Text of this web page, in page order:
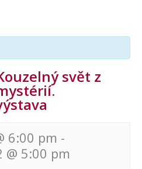
svět z
6:00 pm -
@ 5:00 pm